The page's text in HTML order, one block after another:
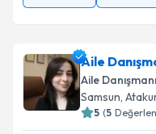
Aile
Aile Danışmanı
Samsun,
5 (5